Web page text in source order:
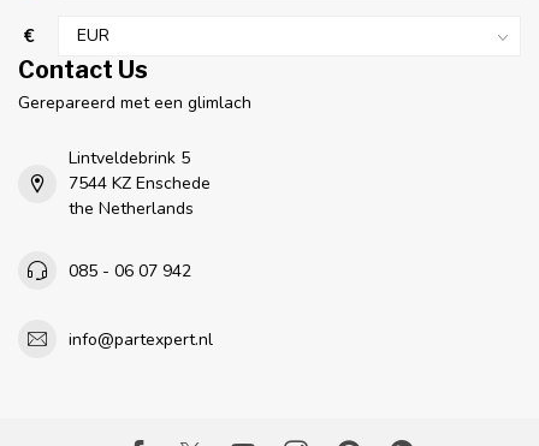
€
Contact Us
Gerepareerd met een glimlach
Lintveldebrink 5
7544 KZ Enschede
the Netherlands
085 - 06 07 942
info@partexpert.nl